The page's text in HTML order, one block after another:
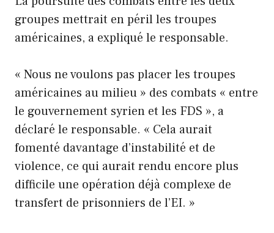
groupes mettrait en péril les troupes
américaines, a expliqué le responsable.
« Nous ne voulons pas placer les troupes
américaines au milieu » des combats « entre
le gouvernement syrien et les FDS », a
déclaré le responsable. « Cela aurait
fomenté davantage d’instabilité et de
violence, ce qui aurait rendu encore plus
difficile une opération déjà complexe de
transfert de prisonniers de l’EI. »